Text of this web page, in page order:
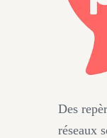
Des
réseaux